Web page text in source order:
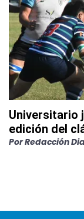
Universitario
edición del
PorRedacción